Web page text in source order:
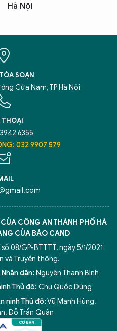
Hà Nội
SOẠN
Cửa Nam, TP Hà Nội
6355
032 9907 579
CÔNG AN THÀNH PHỐ HÀ
CỦA BÁO CAND
08/GP-BTTTT, ngày 5/1/2021
và Truyền thông.
dân: Nguyễn Thanh Bình
Thủ đô: Chu Quốc Dũng
ninh Thủ đô:Vũ Mạnh Hùng,
, Đỗ Trần Quân